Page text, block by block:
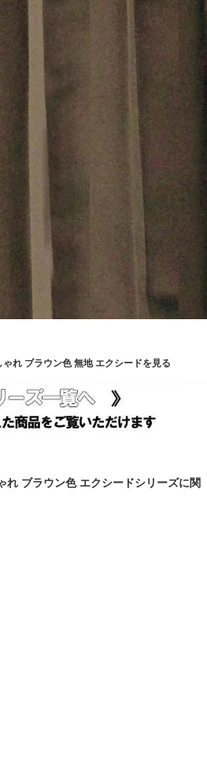
れ ブラウン色 無地 エクシードを見る
れ ブラウン色 エクシードシリーズに関